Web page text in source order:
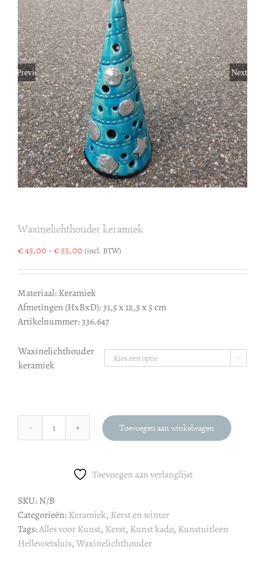
Previous Next
Waxinelichthouder keramiek
€45,00 -€55,00Prijsklasse:
tot
€ 55,00
(incl. BTW)
Materiaal: Keramiek
Afmetingen (HxBxD): 31,5 x 12,5 x 5 cm
Artikelnummer: 336.647
Waxinelichthouder
keramiek

WaxinelichthouderToevoegen aan winkelwagen
Toevoegen aan verlanglijst
SKU:N/B
Categorieën:Keramiek, Kerst en winter
Tags:Alles voor Kunst, Kerst, Kunst kado, Kunstuitleen
Hellevoetsluis,Waxinelichthouder